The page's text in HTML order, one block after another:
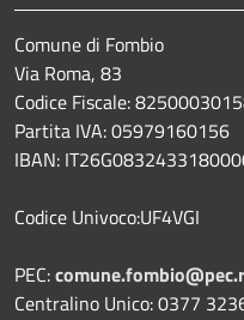
Comune di Fombio
Via Roma, 83
Codice Fiscale:
Partita IVA: 05979160156
IBAN:
Codice Univoco:UF4VGI
PEC:
Centralino Unico: 0377